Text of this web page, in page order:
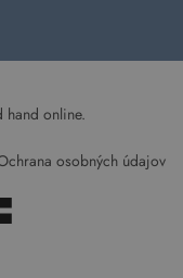
hand online.
osobných údajov